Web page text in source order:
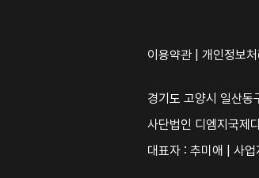
이용약관 개인정보
경기도 고양시 일산
사단법인 디엠지국제
대표자 : 추미애 | 사